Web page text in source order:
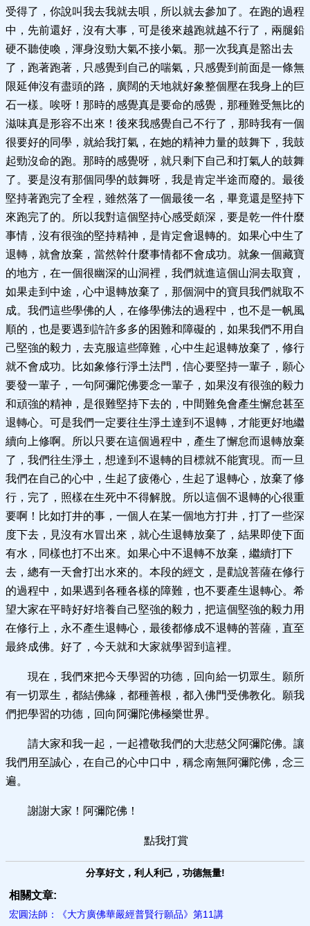
受得了，你說叫我去我就去唄，所以就去參加了。在跑的過程
中，先前還好，沒有大事，可是後來越跑就越不行了，兩腿鉛
硬不聽使喚，渾身沒勁大氣不接小氣。那一次我真是豁出去
了，跑著跑著，只感覺到自己的喘氣，只感覺到前面是一條無
限延伸沒有盡頭的路，廣闊的天地就好象整個壓在我身上的巨
石一樣。唉呀！那時的感覺真是要命的感覺，那種難受無比的
滋味真是形容不出來！後來我感覺自己不行了，那時我有一個
很要好的同學，就給我打氣，在她的精神力量的鼓舞下，我鼓
起勁沒命的跑。那時的感覺呀，就只剩下自己和打氣人的鼓舞
了。要是沒有那個同學的鼓舞呀，我是肯定半途而廢的。最後
堅持著跑完了全程，雖然落了一個最後一名，畢竟還是堅持下
來跑完了的。所以我對這個堅持心感受頗深，要是乾一件什麼
事情，沒有很強的堅持精神，是肯定會退轉的。如果心中生了
退轉，就會放棄，當然幹什麼事情都不會成功。就象一個藏寶
的地方，在一個很幽深的山洞裡，我們就進這個山洞去取寶，
如果走到中途，心中退轉放棄了，那個洞中的寶貝我們就取不
成。我們這些學佛的人，在修學佛法的過程中，也不是一帆風
順的，也是要遇到許許多多的困難和障礙的，如果我們不用自
己堅強的毅力，去克服這些障難，心中生起退轉放棄了，修行
就不會成功。比如象修行淨土法門，信心要堅持一輩子，願心
要發一輩子，一句阿彌陀佛要念一輩子，如果沒有很強的毅力
和頑強的精神，是很難堅持下去的，中間難免會產生懈怠甚至
退轉心。可是我們一定要往生淨土達到不退轉，才能更好地繼
續向上修啊。所以只要在這個過程中，產生了懈怠而退轉放棄
了，我們往生淨土，想達到不退轉的目標就不能實現。而一旦
我們在自己的心中，生起了疲倦心，生起了退轉心，放棄了修
行，完了，照樣在生死中不得解脫。所以這個不退轉的心很重
要啊！比如打井的事，一個人在某一個地方打井，打了一些深
度下去，見沒有水冒出來，就心生退轉放棄了，結果即使下面
有水，同樣也打不出來。如果心中不退轉不放棄，繼續打下
去，總有一天會打出水來的。本段的經文，是勸說菩薩在修行
的過程中，如果遇到各種各樣的障難，也不要產生退轉心。希
望大家在平時好好培養自己堅強的毅力，把這個堅強的毅力用
在修行上，永不產生退轉心，最後都修成不退轉的菩薩，直至
最終成佛。好了，今天就和大家就學習到這裡。
現在，我們來把今天學習的功德，回向給一切眾生。願所
有一切眾生，都結佛緣，都種善根，都入佛門受佛教化。願我
們把學習的功德，回向阿彌陀佛極樂世界。
請大家和我一起，一起禮敬我們的大悲慈父阿彌陀佛。讓
我們用至誠心，在自己的心中口中，稱念南無阿彌陀佛，念三
遍。
謝謝大家！阿彌陀佛！
點我打賞
分享好文，利人利己，功德無量!
相關文章:
宏圓法師：《大方廣佛華嚴經普賢行願品》第11講